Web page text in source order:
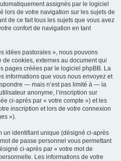
assignés par le logiciel
lors de votre navigation sur les sujets de
de ce fait tous les sujets que vous avez
confort de navigation en tant
idées pastorales », nous pouvons
cookies, externes au document qui
pages créées par le logiciel phpBB. La
informations que vous nous envoyez et
— mais n’est pas limité à — la
anonyme, l’inscription sur
ci-après par « votre compte ») et les
inscription et lors de votre connexion
»).
un identifiant unique (désigné ci-après
de passe personnel vous permettant
ci-après par « votre mot de
Les informations de votre